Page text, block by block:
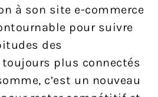
à son site e-commerce
pour suivre
des
plus connectés
c’est un nouveau